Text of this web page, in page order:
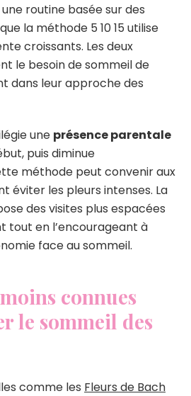
routine basée sur des
la méthode 5 10 15 utilise
croissants. Les deux
le besoin de sommeil de
dans leur approche des
une présence parentale
puis diminue
méthode peut convenir aux
éviter les pleurs intenses. La
des visites plus espacées
tout en l’encourageant à
face au sommeil.
connues
le sommeil des
comme les Fleurs de Bach